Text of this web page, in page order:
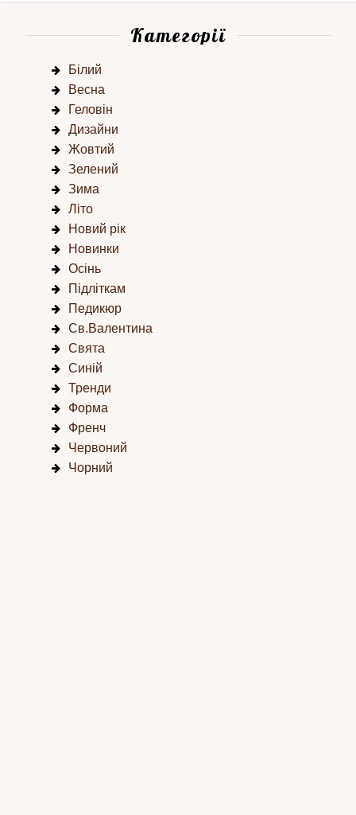
Категорії
Білий
Весна
Геловін
Дизайни
Жовтий
Зелений
Зима
Літо
Новий рік
Новинки
Осінь
Підліткам
Педикюр
Св.Валентина
Свята
Синій
Тренди
Форма
Френч
Червоний
Чорний